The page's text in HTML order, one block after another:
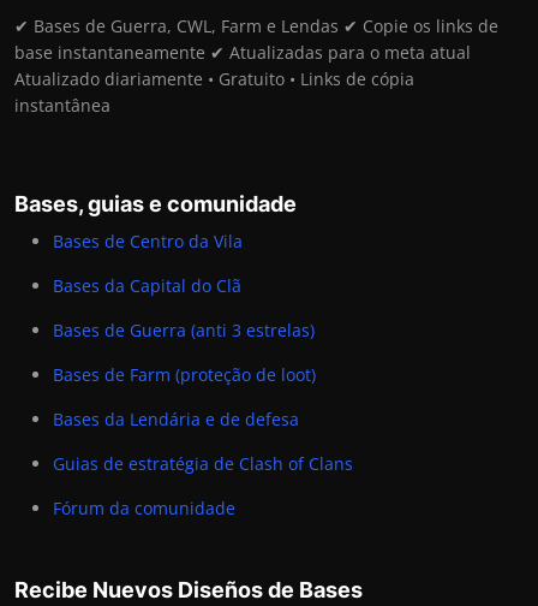
✔ Bases de Guerra, CWL, Farm e Lendas ✔ Copie os links de
base instantaneamente ✔ Atualizadas para o meta atual
Atualizado diariamente • Gratuito • Links de cópia
instantânea
Bases, guias e comunidade
Bases de Centro da Vila
Bases da Capital do Clã
Bases de Guerra (anti 3 estrelas)
Bases de Farm (proteção de loot)
Bases da Lendária e de defesa
Guias de estratégia de Clash of Clans
Fórum da comunidade
Recibe Nuevos Diseños de Bases